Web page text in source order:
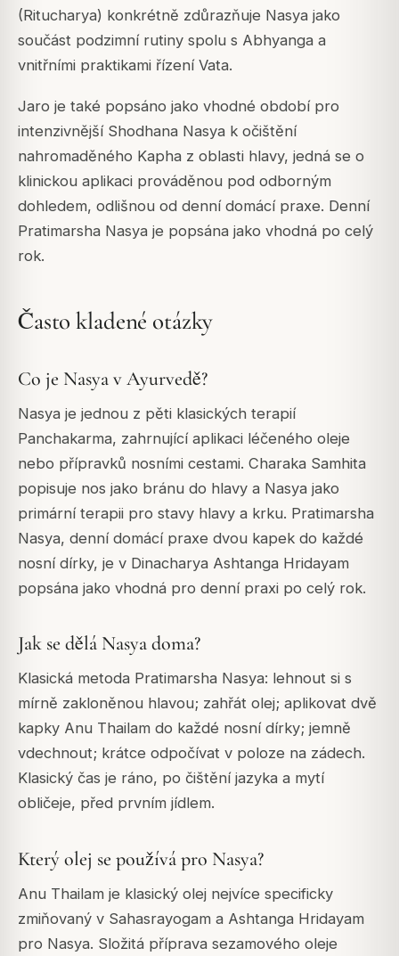
(Ritucharya) konkrétně zdůrazňuje Nasya jako
součást podzimní rutiny spolu s Abhyanga a
vnitřními praktikami řízení Vata.
Jaro je také popsáno jako vhodné období pro
intenzivnější Shodhana Nasya k očištění
nahromaděného Kapha z oblasti hlavy, jedná se o
klinickou aplikaci prováděnou pod odborným
dohledem, odlišnou od denní domácí praxe. Denní
Pratimarsha Nasya je popsána jako vhodná po celý
rok.
Často kladené otázky
Co je Nasya v Ayurvedě?
Nasya je jednou z pěti klasických terapií
Panchakarma, zahrnující aplikaci léčeného oleje
nebo přípravků nosními cestami. Charaka Samhita
popisuje nos jako bránu do hlavy a Nasya jako
primární terapii pro stavy hlavy a krku. Pratimarsha
Nasya, denní domácí praxe dvou kapek do každé
nosní dírky, je v Dinacharya Ashtanga Hridayam
popsána jako vhodná pro denní praxi po celý rok.
Jak se dělá Nasya doma?
Klasická metoda Pratimarsha Nasya: lehnout si s
mírně zakloněnou hlavou; zahřát olej; aplikovat dvě
kapky Anu Thailam do každé nosní dírky; jemně
vdechnout; krátce odpočívat v poloze na zádech.
Klasický čas je ráno, po čištění jazyka a mytí
obličeje, před prvním jídlem.
Který olej se používá pro Nasya?
Anu Thailam je klasický olej nejvíce specificky
zmiňovaný v Sahasrayogam a Ashtanga Hridayam
pro Nasya. Složitá příprava sezamového oleje